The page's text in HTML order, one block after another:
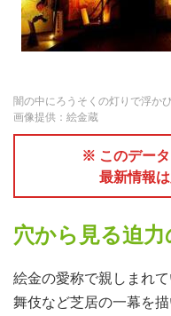
闇の中にろうそくの灯りで浮か
画像提供：絵金蔵
※ このデータ
最新情報
穴から見る迫
絵金の愛称で親しまれ
舞伎など芝居の一幕を